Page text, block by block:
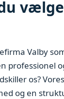
Valby
professionel
os?
og en